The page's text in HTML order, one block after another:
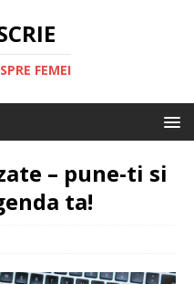
FEMEI
– pune-ti si
ta!